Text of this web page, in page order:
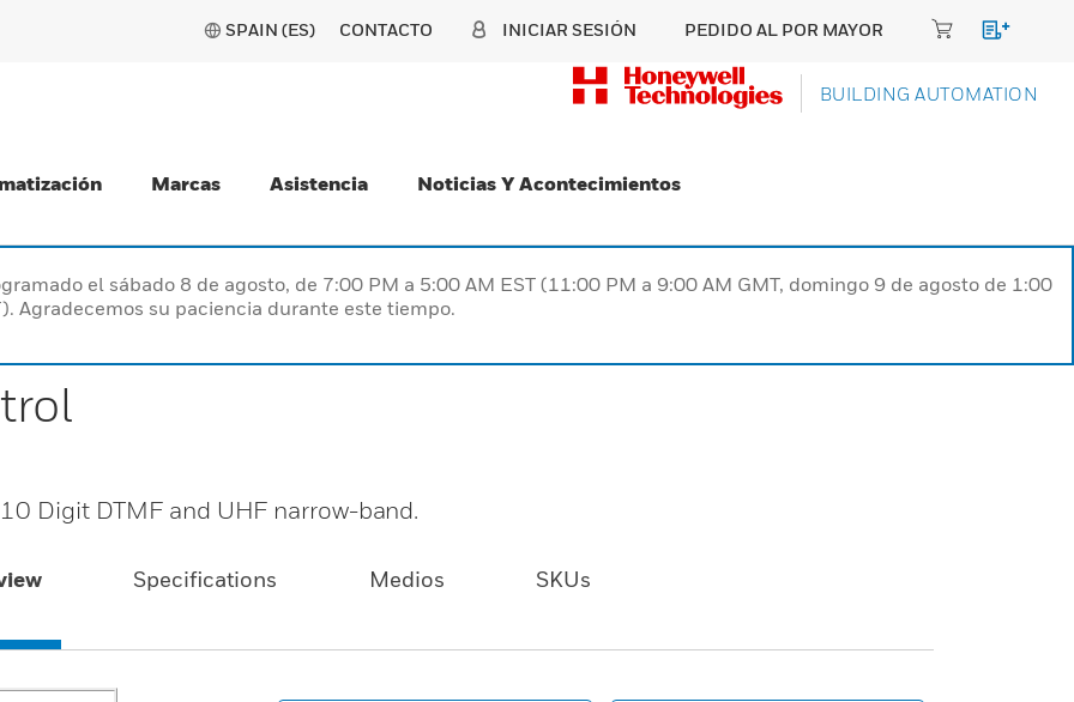
SPAIN (ES) CONTACTO INICIAR SESIÓN PEDIDO AL POR MAYOR
BUILDING AUTOMATION
Marcas Asistencia Noticias Y Acontecimientos
el sábado 8 de agosto, de 7:00 PM a 5:00 AM EST (11:00 PM a 9:00 AM GMT, domingo 9 de agosto de 1:00
Agradecemos su paciencia durante este tiempo.
Digit DTMF and UHF narrow-band.
Specifications Medios SKUs